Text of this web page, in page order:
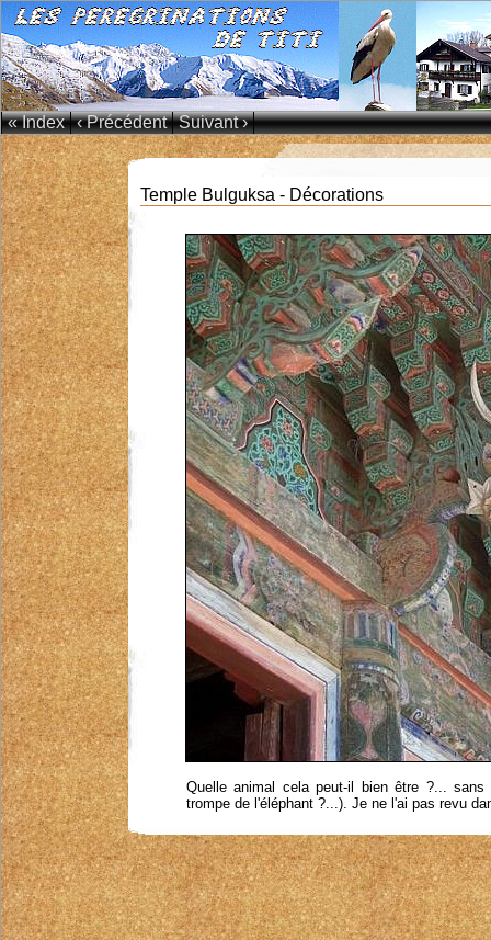
« Index ‹ Précédent Suivant ›
Temple Bulguksa - Décorations
Quelle animal cela peut-il bien être ?...
trompe de l'éléphant ?...). Je ne l'ai pas revu